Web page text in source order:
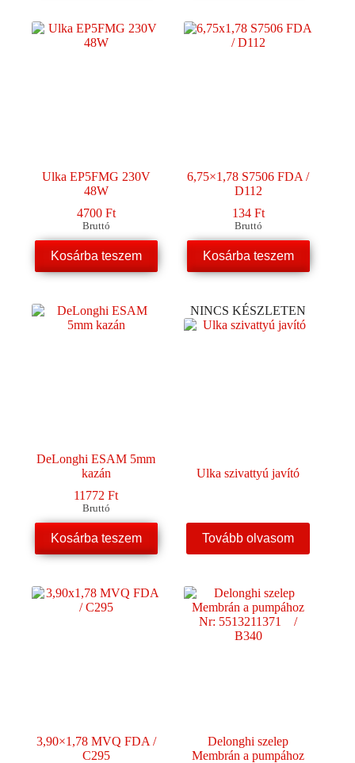
Ulka EP5FMG 230V
48W
4700 Ft
Bruttó
Kosárba teszem
6,75×1,78 S7506 FDA /
D112
134 Ft
Bruttó
Kosárba teszem
DeLonghi ESAM 5mm
kazán
11772Ft
Bruttó
Kosárba teszem
NINCS KÉSZLETEN
Ulka szivattyú javító
Tovább olvasom
3,90×1,78 MVQ FDA /
C295
Delonghi szelep
Membrán a pumpához